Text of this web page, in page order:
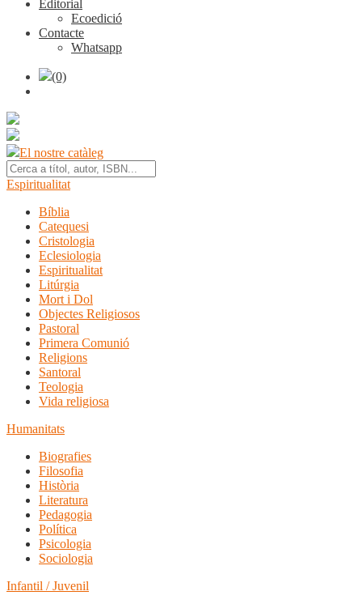
Editorial
Ecoedició
Contacte
Whatsapp
(0)
El nostre catàleg
Espiritualitat
Bíblia
Catequesi
Cristologia
Eclesiologia
Espiritualitat
Litúrgia
Mort i Dol
Objectes Religiosos
Pastoral
Primera Comunió
Religions
Santoral
Teologia
Vida religiosa
Humanitats
Biografies
Filosofia
Història
Literatura
Pedagogia
Política
Psicologia
Sociologia
Infantil / Juvenil